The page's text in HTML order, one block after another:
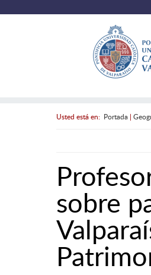
Usted está en: Portada|
sobre